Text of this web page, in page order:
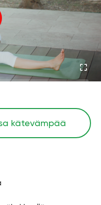
kätevämpää